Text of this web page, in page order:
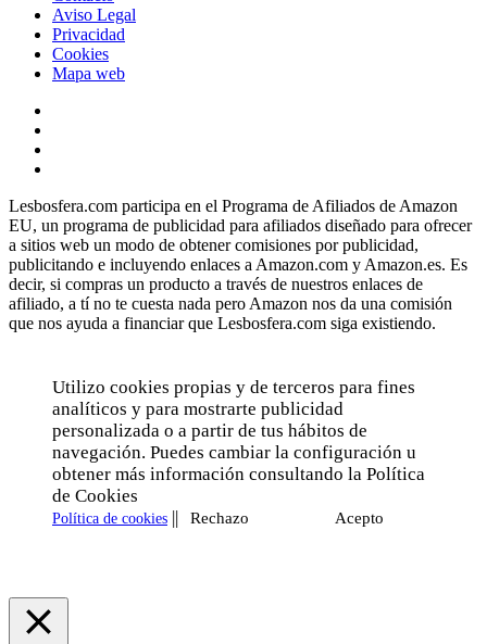
Aviso Legal
Privacidad
Cookies
Mapa web
Lesbosfera.com participa en el Programa de Afiliados de Amazon
EU, un programa de publicidad para afiliados diseñado para ofrecer
a sitios web un modo de obtener comisiones por publicidad,
publicitando e incluyendo enlaces a Amazon.com y Amazon.es. Es
decir, si compras un producto a través de nuestros enlaces de
afiliado, a tí no te cuesta nada pero Amazon nos da una comisión
que nos ayuda a financiar que Lesbosfera.com siga existiendo.
Utilizo cookies propias y de terceros para fines
analíticos y para mostrarte publicidad
personalizada o a partir de tus hábitos de
navegación. Puedes cambiar la configuración u
obtener más información consultando la Política
de Cookies
Política de cookies || Rechazo Acepto